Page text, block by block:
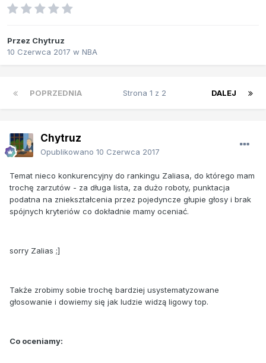
Przez Chytruz
10 Czerwca 2017 w NBA
POPRZEDNIA DALEJ
Strona 1 z 2
Chytruz
Opublikowano 10 Czerwca 2017
Temat nieco konkurencyjny do rankingu Zaliasa, do którego mam
trochę zarzutów - za długa lista, za dużo roboty, punktacja
podatna na zniekształcenia przez pojedyncze głupie głosy i brak
spójnych kryteriów co dokładnie mamy oceniać.
sorry Zalias ;]
Także zrobimy sobie trochę bardziej usystematyzowane
głosowanie i dowiemy się jak ludzie widzą ligowy top.
Co oceniamy: